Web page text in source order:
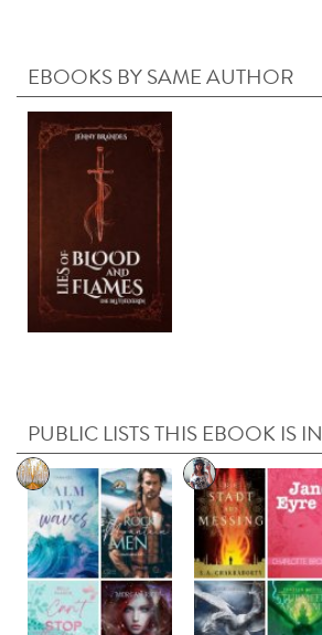
EBOOKS BY SAME AUTHOR
PUBLIC LISTS THIS EBOOK IS IN